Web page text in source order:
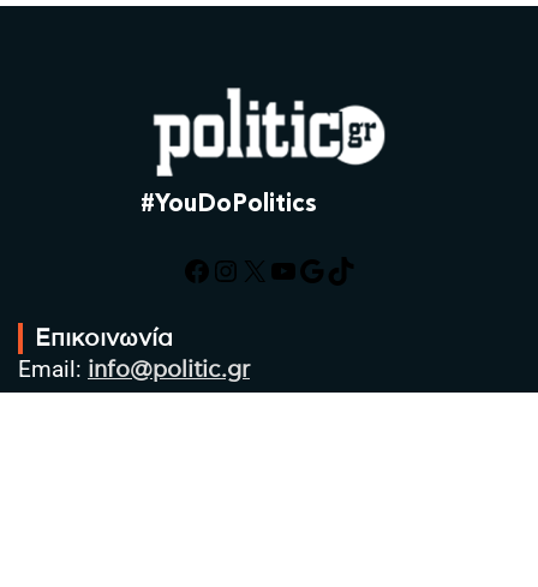
#YouDoPolitics
Facebook
Instagram
X YouTube
Google
TikTok
Επικοινωνία
Email: info@politic.gr
Τηλ: